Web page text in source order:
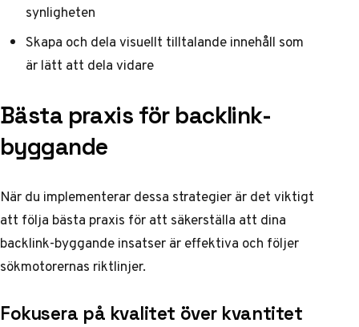
synligheten
Skapa och dela visuellt tilltalande innehåll som
är lätt att dela vidare
Bästa praxis för backlink-
byggande
När du implementerar dessa strategier är det viktigt
att följa bästa praxis för att säkerställa att dina
backlink-byggande insatser är effektiva och följer
sökmotorernas riktlinjer.
Fokusera på kvalitet över kvantitet